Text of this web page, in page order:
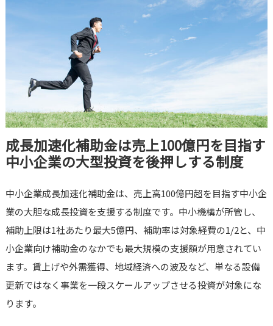
成長加速化補助金は売上100億円を目指す
中小企業の大型投資を後押しする制度
中小企業成長加速化補助金は、売上高100億円超を目指す中小企
業の大胆な成長投資を支援する制度です。中小機構が所管し、
補助上限は1社あたり最大5億円、補助率は対象経費の1/2と、中
小企業向け補助金のなかでも最大規模の支援額が用意されてい
ます。賃上げや外需獲得、地域経済への波及など、単なる設備
更新ではなく事業を一段スケールアップさせる投資が対象にな
ります。